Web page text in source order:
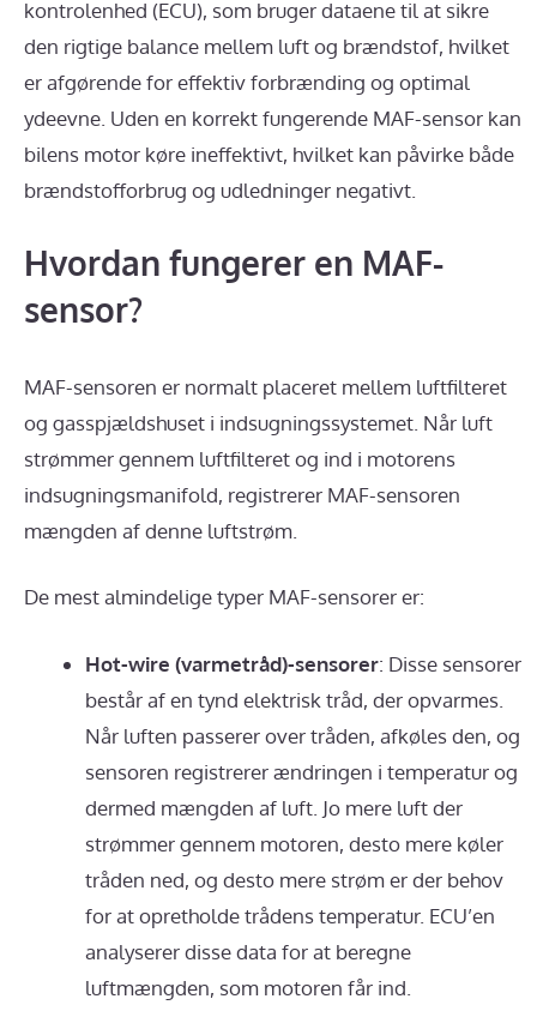
kontrolenhed (ECU), som bruger dataene til at sikre
den rigtige balance mellem luft og brændstof, hvilket
er afgørende for effektiv forbrænding og optimal
ydeevne. Uden en korrekt fungerende MAF-sensor kan
bilens motor køre ineffektivt, hvilket kan påvirke både
brændstofforbrug og udledninger negativt.
Hvordan fungerer en MAF-
sensor?
MAF-sensoren er normalt placeret mellem luftfilteret
og gasspjældshuset i indsugningssystemet. Når luft
strømmer gennem luftfilteret og ind i motorens
indsugningsmanifold, registrerer MAF-sensoren
mængden af denne luftstrøm.
De mest almindelige typer MAF-sensorer er:
Hot-wire (varmetråd)-sensorer: Disse sensorer
består af en tynd elektrisk tråd, der opvarmes.
Når luften passerer over tråden, afkøles den, og
sensoren registrerer ændringen i temperatur og
dermed mængden af luft. Jo mere luft der
strømmer gennem motoren, desto mere køler
tråden ned, og desto mere strøm er der behov
for at opretholde trådens temperatur. ECU’en
analyserer disse data for at beregne
luftmængden, som motoren får ind.